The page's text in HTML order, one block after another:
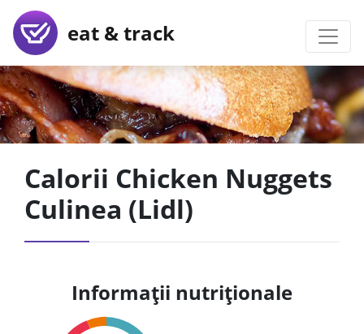
eat & track
Calorii Chicken Nuggets
Culinea (Lidl)
Informații nutriționale